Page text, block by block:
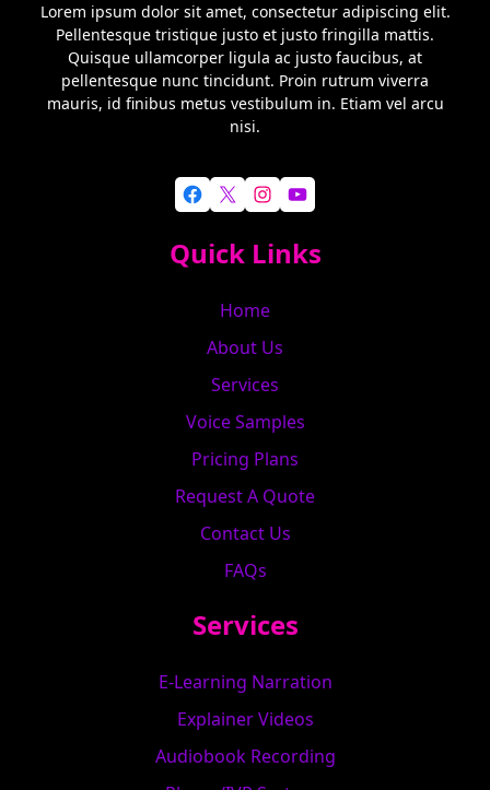
Lorem ipsum dolor sit amet, consectetur adipiscing elit.
Pellentesque tristique justo et justo fringilla mattis.
Quisque ullamcorper ligula ac justo faucibus, at
pellentesque nunc tincidunt. Proin rutrum viverra
mauris, id finibus metus vestibulum in. Etiam vel arcu
nisi.
Facebook X Instagram YouTube
Quick Links
Home
About Us
Services
Voice Samples
Pricing Plans
Request A Quote
Contact Us
FAQs
Services
E-Learning Narration
Explainer Videos
Audiobook Recording